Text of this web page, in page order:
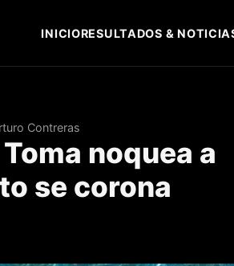
INICIORESULTADOS &
Contreras
noquea a
se corona